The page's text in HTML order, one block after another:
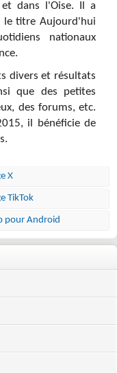
dans l'Oise. Il a
le titre Aujourd'hui
nationaux
divers et résultats
que des petites
des forums, etc.
il bénéficie de
X
TikTok
pour Android